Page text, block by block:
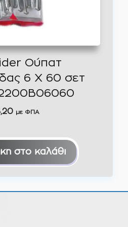
Ούπατ
6 Χ 60 σετ
με ΦΠΑ
στο καλάθι